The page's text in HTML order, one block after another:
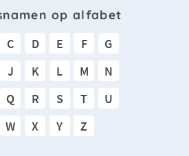
op alfabet
C D E F
G
J K L M
N
Q R S T
U
W X Y Z